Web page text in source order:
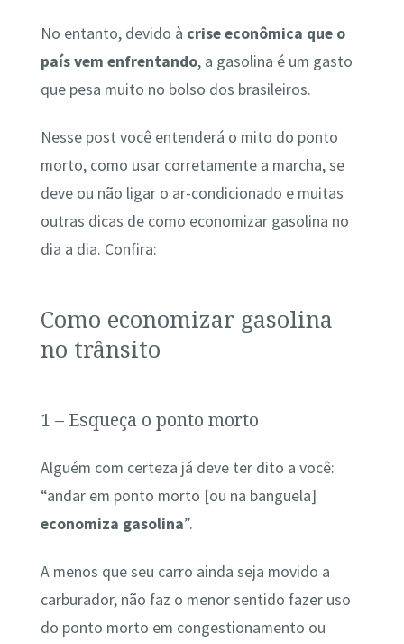
No entanto, devido à crise econômica que o
país vem enfrentando, a gasolina é um gasto
que pesa muito no bolso dos brasileiros.
Nesse post você entenderá o mito do ponto
morto, como usar corretamente a marcha, se
deve ou não ligar o ar-condicionado e muitas
outras dicas de como economizar gasolina no
dia a dia. Confira:
Como economizar gasolina
no trânsito
1 – Esqueça o ponto morto
Alguém com certeza já deve ter dito a você:
“andar em ponto morto [ou na banguela]
economiza gasolina”.
A menos que seu carro ainda seja movido a
carburador, não faz o menor sentido fazer uso
do ponto morto em congestionamento ou